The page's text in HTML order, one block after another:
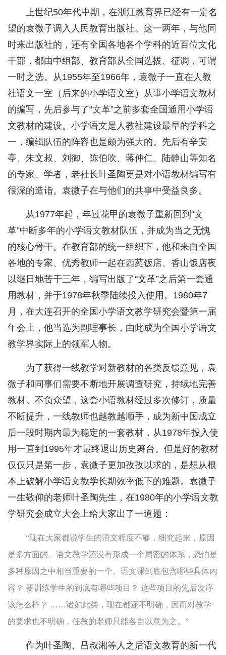
上世纪50年代中期，在浙江教育界已经有一定名
望的袁微子调入人民教育出版社。这一两年，与他同
时来出版社的，还有全国各地各个学科的近百位文化
干部，都由中组部、教育部从全国选拔、征调，可谓
一时之选。从1955年至1966年，袁微子一直在人教
社语文一室（后来的小学语文室）从事小学语文教材
的编写，先后参与了“文革”之前多套全国通用小学语
文教材的建设。小学语文是人教社建设最早的学科之
一，编辑队伍的阵容也是颇为强大的。先后有辛安
亭、朱文叔、刘御、陈伯吹、蒋仲仁、陆静山等知名
的专家、学者，老社长叶圣陶更是对小语教材编写有
很深的造诣。袁微子在与他们的共事中受益良多。
从1977年起，年过花甲的袁微子重新回到“文
革”中断多年的小学语文教材队伍，并成为当之无愧
的核心骨干。在教育部的统一组织下，他和来自全国
各地的专家、优秀教师一起在西苑饭店、香山饭店夜
以继日地苦干三年，编写出版了“文革”之后第一套通
用教材，并于1978年秋季陆续投入使用。1980年7
月，在大连召开的全国小学语文教学研究会暨第一届
年会上，他当选为副理事长，由此成为全国小学语文
教学界实际上的领军人物。
为了获得一线教学对新教材的各类反馈意见，袁
微子和同事们需要不断地开展调查研究，持续地完善
教材。不负众望，这套小语教材经过多次修订，质量
不断提升，一线教师也越教越顺手，成为新中国成立
后一段时期内最为稳定的一套教材，从1978年投入使
用一直到1995年才最终退出历史舞台。但是好的教材
仅仅只是第一步，袁微子更加孜孜以求的，是想从根
本上破解小学语文教学长期效率低下的难题。袁微子
一生敬仰的老师叶圣陶先生，在1980年的小学语文教
学研究会成立大会上给大家出了一道题：
“现在大家都说学生的语文程度不够，细究起来，原因
是多方面的。语文教学还没有形成一个周密的体系，恐怕是
多种原因之中相当重要的一个。语文课到底包含哪些具体内
容？ 要训练学生的到底有哪些项目？ 这些项目的先后次序
该怎么样？ ……诸如此类，现在都还不明确，因而对教学
的要求也不明确，任教的老师只能各自以意为之。”
作为叶圣陶、吕叔湘等人之后语文教育的新一代